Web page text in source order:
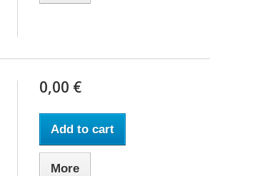
0,00 €
Add to cart
More